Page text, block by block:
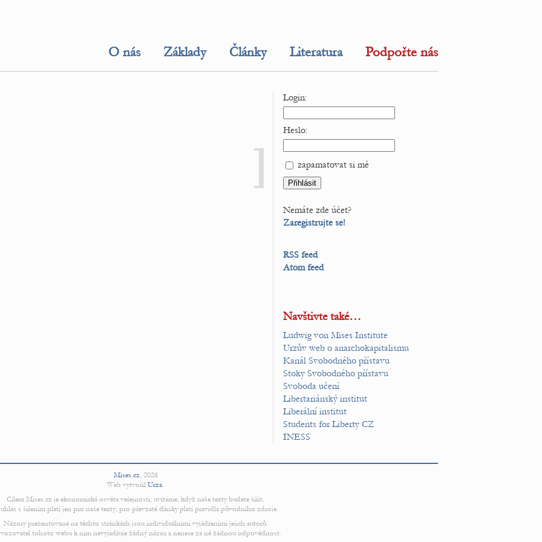
O nás Základy Články Literatura Podpořte nás
Login:
Heslo:
zapamatovat si mě
Nemáte zde účet?
Zaregistrujte se!
RSS feed
Atom feed
Navštivte také…
Ludwig von Mises Institute
Urzův web o anarchokapitalismu
Kanál Svobodného přístavu
Stoky Svobodného přístavu
Svoboda učení
Libertariánský institut
Liberální institut
Students for Liberty CZ
INESS
Mises.cz, 2026
Web vytvořil Urza.
Cílem Mises.cz je ekonomická osvěta veřejnosti; uvítáme, když naše texty budete šířit.
s šířením platí jen pro naše texty; pro převzaté články platí pravidla původního zdroje.
Názory prezentované na těchto stránkách jsou individuálními vyjádřeními jejich autorů.
tohoto webu k nim nevyjadřuje žádný názor a nenese za ně žádnou odpovědnost.